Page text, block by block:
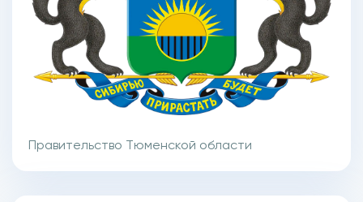
Правительство Тюменской области